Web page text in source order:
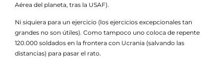
Aérea del planeta, tras la USAF).
Ni siquiera para un ejercicio (los ejercicios excepcionales tan
grandes no son útiles). Como tampoco uno coloca de repente
120.000 soldados en la frontera con Ucrania (salvando las
distancias) para pasar el rato.